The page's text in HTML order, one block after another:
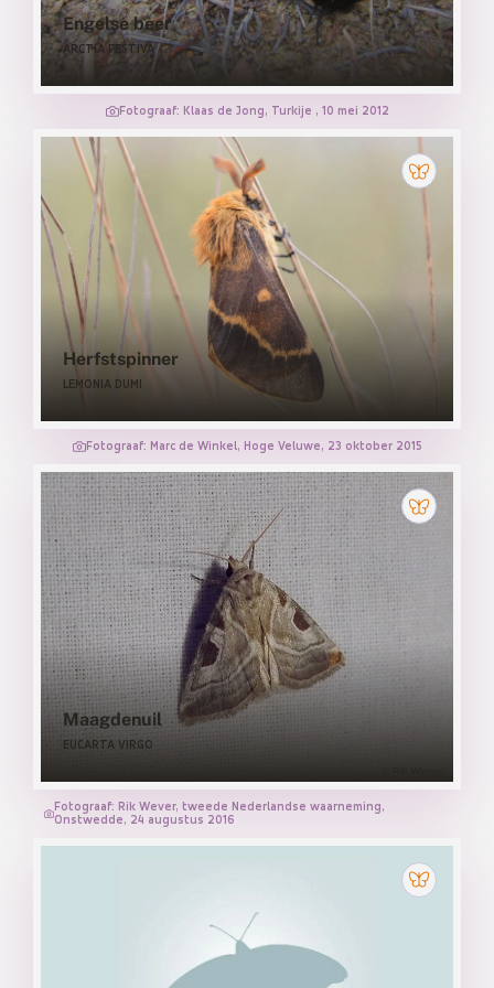
Engelse beer
ARCTIA FESTIVA
Fotograaf: Klaas de Jong, Turkije , 10 mei 2012
Herfstspinner
LEMONIA DUMI
Fotograaf: Marc de Winkel, Hoge Veluwe, 23 oktober 2015
Maagdenuil
EUCARTA VIRGO
Fotograaf: Rik Wever, tweede Nederlandse waarneming,
Onstwedde, 24 augustus 2016